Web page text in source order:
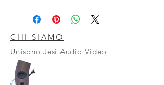
ohms,20-20,000 Hz,0,1 %T.H.D)
Subwoofer 50W Rms (4 ohms,20-
20,000Hz,01% T.H.D )
Cd Player 2
Dvd Player 1
CHI SIAMO
Unisono Jesi Audio Video